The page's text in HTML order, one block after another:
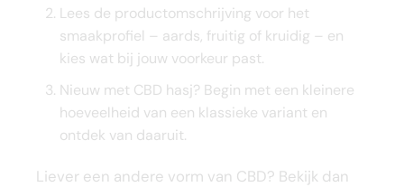
Lees de productomschrijving voor het
smaakprofiel – aards, fruitig of kruidig – en
kies wat bij jouw voorkeur past.
Nieuw met CBD hasj? Begin met een kleinere
hoeveelheid van een klassieke variant en
ontdek van daaruit.
Liever een andere vorm van CBD? Bekijk dan